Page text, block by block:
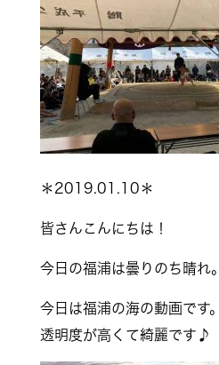
＊2019.01.10＊
皆さんこんにちは！
今日の福浦は曇りのち晴れ。
今日は福浦の海の動画です。
透明度が高くて綺麗です♪